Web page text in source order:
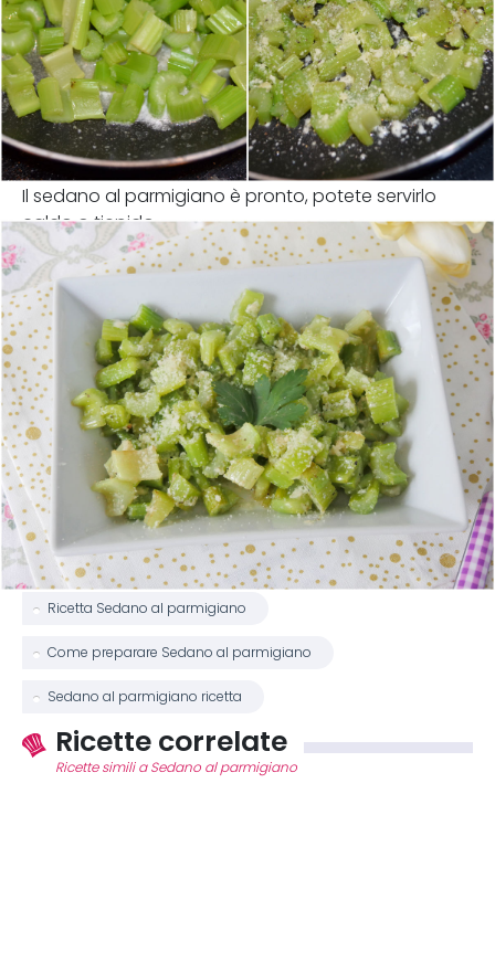
Il sedano al parmigiano è pronto, potete servirlo
caldo o tiepido.
Ricetta Sedano al parmigiano
Come preparare Sedano al parmigiano
Sedano al parmigiano ricetta
Ricette correlate
Ricette simili a Sedano al parmigiano